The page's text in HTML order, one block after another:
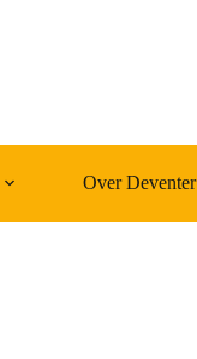
Over Deventer